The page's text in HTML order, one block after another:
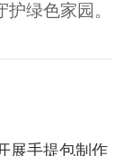
绿色家园。
展手提包制作